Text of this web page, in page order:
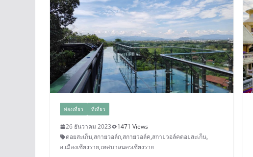
ท่องเที่ยว ที่เที่ยว
26 ธันวาคม 2023
1471 Views
ดอยสะเก็น,สกายวอล์ก,สกายวอล์ค,สกายวอล์คดอยสะเก็น,
อ.เมืองเชียงราย,เทศบาลนครเชียงราย